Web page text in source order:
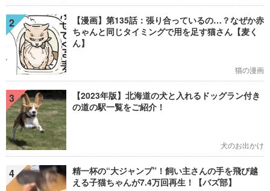
2
【漫画】第135話：張り合っているの…？なぜか赤
ちゃんと同じタイミングで用を足す猫さん【麦く
ん】
猫の漫画
3
【2023年版】北海道の犬と入れるドッグラン付き
の道の駅一覧をご紹介！
犬のお出かけ
4
精一杯の“大ジャンプ”！飼い主さんの手を飛び越
える子猫ちゃんが7.4万回再生！【バズ部】